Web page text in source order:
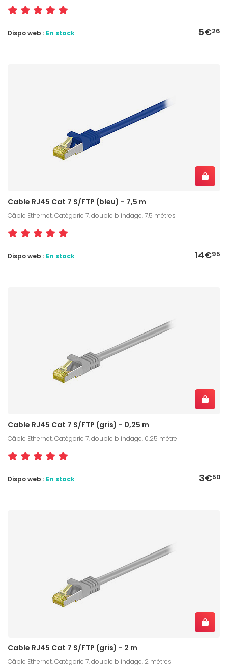
5€26
Dispo web : En stock
Cable RJ45 Cat 7 S/FTP (bleu) - 7,5 m
Câble Ethernet, Catégorie 7, double blindage, 7,5 mètres
14€95
Dispo web : En stock
Cable RJ45 Cat 7 S/FTP (gris) - 0,25 m
Câble Ethernet, Catégorie 7, double blindage, 0,25 mètre
3€50
Dispo web : En stock
Cable RJ45 Cat 7 S/FTP (gris) - 2 m
Câble Ethernet, Catégorie 7, double blindage, 2 mètres